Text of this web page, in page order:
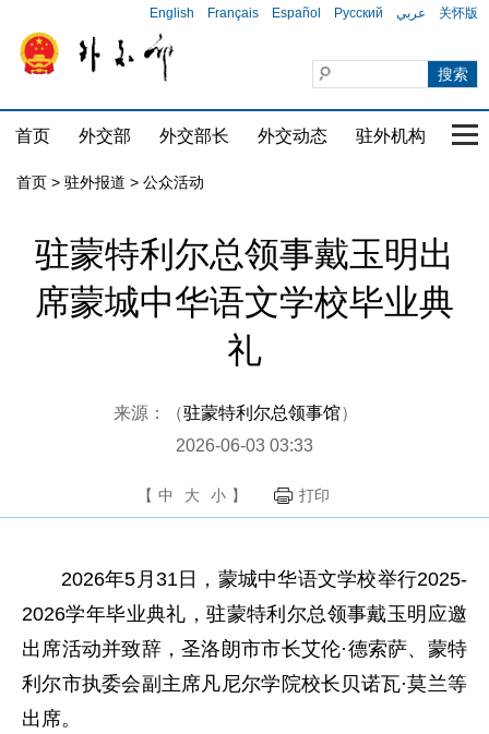
English Français Español Русский عربي 关怀版
首页 外交部 外交部长 外交动态 驻外机构 国
首页 > 驻外报道 > 公众活动
驻蒙特利尔总领事戴玉明出
席蒙城中华语文学校毕业典
礼
来源：（驻蒙特利尔总领事馆）
2026-06-03 03:33
【 中 大 小 】 打印
2026年5月31日，蒙城中华语文学校举行2025-
2026学年毕业典礼，驻蒙特利尔总领事戴玉明应邀
出席活动并致辞，圣洛朗市市长艾伦·德索萨、蒙特
利尔市执委会副主席凡尼尔学院校长贝诺瓦·莫兰等
出席。